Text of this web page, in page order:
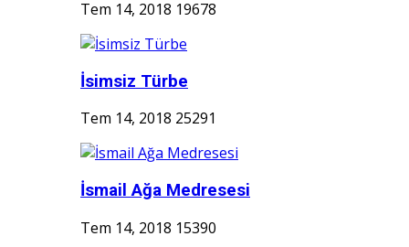
Tem 14, 2018 19678
İsimsiz Türbe
Tem 14, 2018 25291
İsmail Ağa Medresesi
Tem 14, 2018 15390